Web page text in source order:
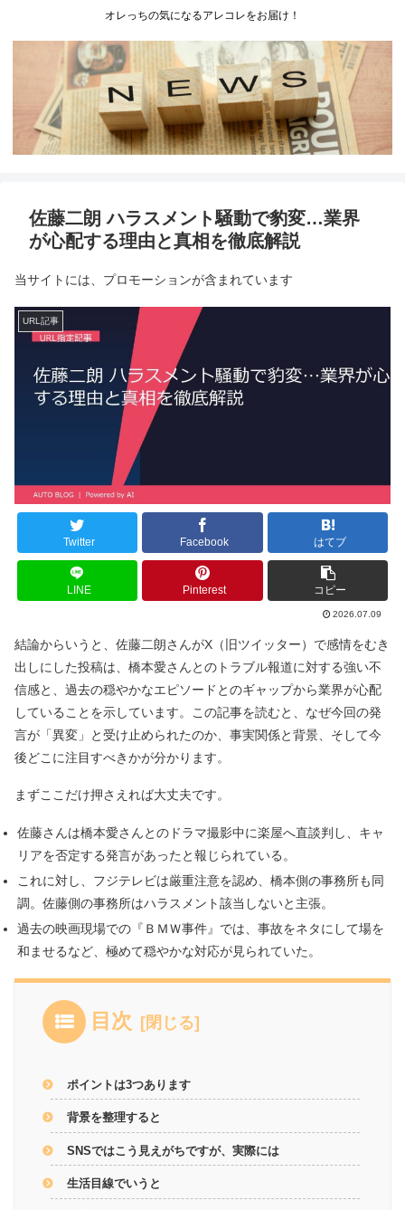
オレっちの気になるアレコレをお届け！
佐藤二朗 ハラスメント騒動で豹変…業界
が心配する理由と真相を徹底解説
当サイトには、プロモーションが含まれています
URL記事
Twitter Facebook はてブ
LINE Pinterest コピー
2026.07.09
結論からいうと、佐藤二朗さんがX（旧ツイッター）で感情をむき
出しにした投稿は、橋本愛さんとのトラブル報道に対する強い不
信感と、過去の穏やかなエピソードとのギャップから業界が心配
していることを示しています。この記事を読むと、なぜ今回の発
言が「異変」と受け止められたのか、事実関係と背景、そして今
後どこに注目すべきかが分かります。
まずここだけ押さえれば大丈夫です。
佐藤さんは橋本愛さんとのドラマ撮影中に楽屋へ直談判し、キャ
リアを否定する発言があったと報じられている。
これに対し、フジテレビは厳重注意を認め、橋本側の事務所も同
調。佐藤側の事務所はハラスメント該当しないと主張。
過去の映画現場での『ＢＭＷ事件』では、事故をネタにして場を
和ませるなど、極めて穏やかな対応が見られていた。
目次
ポイントは3つあります
背景を整理すると
SNSではこう見えがちですが、実際には
生活目線でいうと